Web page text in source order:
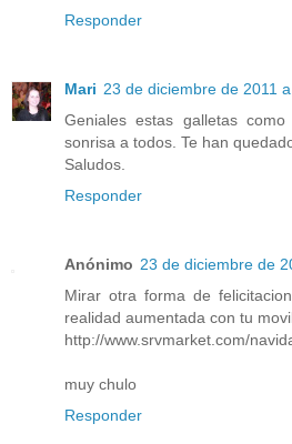
Responder
Mari 23 de diciembre de 2011
Geniales estas galletas
sonrisa a todos. Te han
Saludos.
Responder
Anónimo 23 de diciembre de
Mirar otra forma de
realidad aumentada con tu
http://www.srvmarket.com/
muy chulo
Responder